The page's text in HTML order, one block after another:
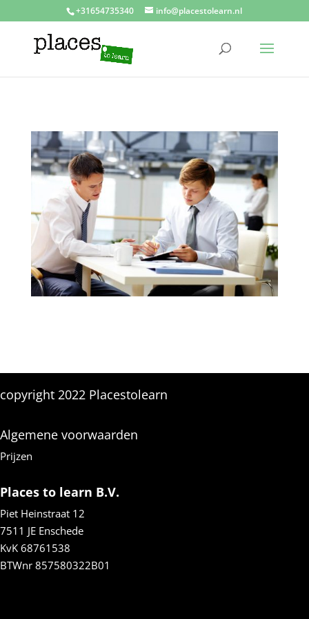
+31654735340 info@placestolearn.nl
copyright 2022 Placestolearn
Algemene voorwaarden
Prijzen
Places to learn B.V.
Piet Heinstraat 12
7511 JE Enschede
KvK 68761538
BTWnr 857580322B01